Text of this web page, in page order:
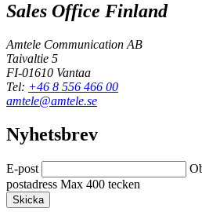
Sales Office Finland
Amtele Communication AB
Taivaltie 5
FI-01610 Vantaa
Tel: +46 8 556 466 00
amtele@amtele.se
Nyhetsbrev
E-post
postadress Max 400 tecken